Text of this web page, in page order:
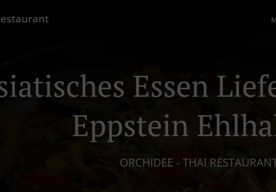
Essen
Eppstein
ORCHIDEE - THAI